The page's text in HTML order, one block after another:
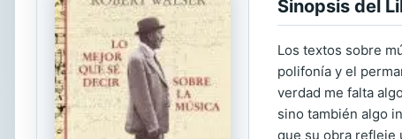
Sinopsis del
Los textos sobre
polifonía y el
verdad me falta
sino también algo
que su obra refleje